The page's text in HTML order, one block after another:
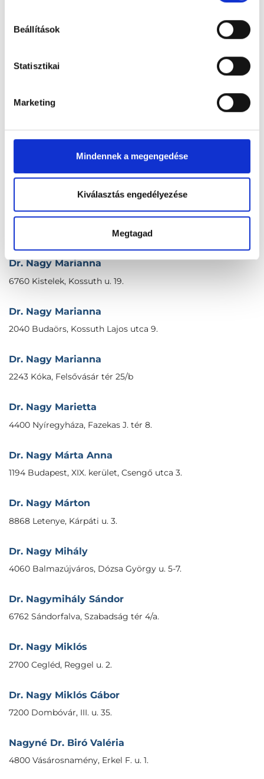
Beállítások
Statisztikai
Marketing
Mindennek a megengedése
Kiválasztás engedélyezése
Megtagad
Dr. Nagy Mária
Dr. Nagy Mária
6722 Szeged, Takaréktár u. 2.
Dr. Nagy Mariann
8330 Sümeg, Kompanik Zs. u. 8.
Dr. Nagy Marianna
6760 Kistelek, Kossuth u. 19.
Dr. Nagy Marianna
2040 Budaörs, Kossuth Lajos utca 9.
Dr. Nagy Marianna
2243 Kóka, Felsővásár tér 25/b
Dr. Nagy Marietta
4400 Nyíregyháza, Fazekas J. tér 8.
Dr. Nagy Márta Anna
1194 Budapest, XIX. kerület, Csengő utca 3.
Dr. Nagy Márton
8868 Letenye, Kárpáti u. 3.
Dr. Nagy Mihály
4060 Balmazújváros, Dózsa György u. 5-7.
Dr. Nagymihály Sándor
6762 Sándorfalva, Szabadság tér 4/a.
Dr. Nagy Miklós
2700 Cegléd, Reggel u. 2.
Dr. Nagy Miklós Gábor
7200 Dombóvár, III. u. 35.
Nagyné Dr. Biró Valéria
4800 Vásárosnamény, Erkel F. u. 1.